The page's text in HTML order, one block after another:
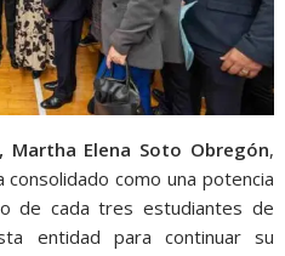
Martha Elena Soto Obregón,
como una potencia
de cada tres estudiantes de
entidad para continuar su